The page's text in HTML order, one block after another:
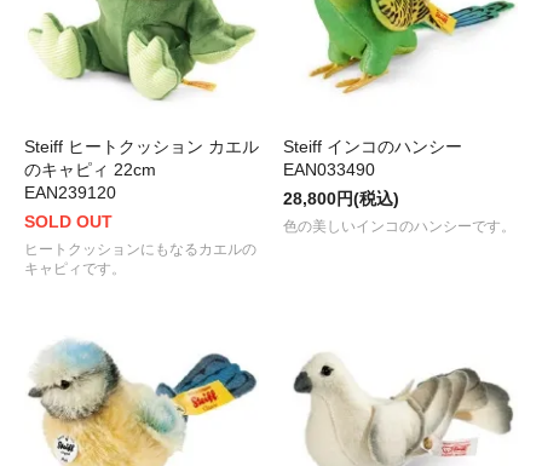
Steiff ヒートクッション カエル
のキャピィ 22cm
EAN239120
SOLD OUT
ヒートクッションにもなるカエルの
キャピィです。
Steiff インコのハンシー
EAN033490
28,800円(税込)
色の美しいインコのハンシーです。